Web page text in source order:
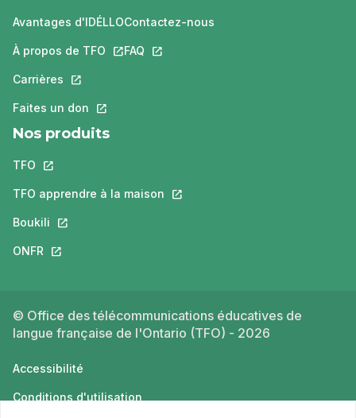
Avantages d'IDÉLLO
À propos de TFO Ce lien s'ouvrira dans un nouvel onglet.
Carrières Ce lien s'ouvrira dans un nouvel onglet.
Faites un don Ce lien s'ouvrira dans un nouvel onglet.
Contactez-nous
FAQ Ce lien s'ouvrira dans un nouvel
Nos produits
TFO Ce lien s'ouvrira dans un nouvel onglet.
TFO apprendre à la maison Ce lien s'ouvrira dans un nouvel
Boukili Ce lien s'ouvrira dans un nouvel onglet.
ONFR Ce lien s'ouvrira dans un nouvel onglet.
© Office des télécommunications éducatives de
langue française de l'Ontario (TFO) - 2026
Accessibilité
Conditions d'utilisation